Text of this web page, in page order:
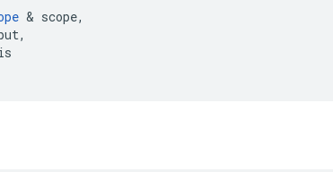
& scope,
,